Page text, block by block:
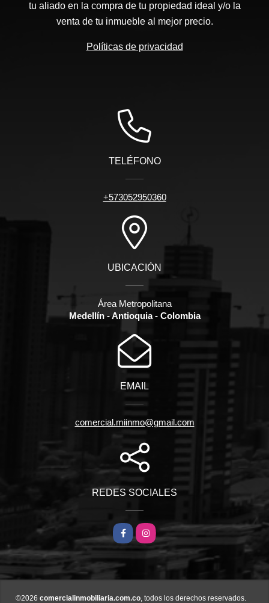
tu aliado en la compra de tu propiedad ideal y/o la
venta de tu inmueble al mejor precio.
Políticas de privacidad
TELÉFONO
+573052950360
UBICACIÓN
Área Metropolitana
Medellín - Antioquia - Colombia
EMAIL
comercial.miinmo@gmail.com
REDES SOCIALES
FacebookInstagram
©2026 comercialinmobiliaria.com.co, todos los derechos reservados.